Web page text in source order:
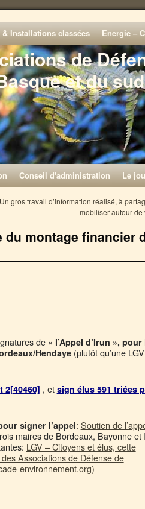
de
et du
& Installations classées Energie –
Conseil d'administration Le
gros travail d’information réalisé, à
mobiliser autour de
du montage financier
de « l’Appel d’Irun », pour
Hendaye (plutôt qu’une
2[40460] , et sign élus 591 triées
signer l’appel: Soutien de
maires de Bordeaux, Bayonne et
LGV – Citoyens et élus, cette
Associations de Défense de
environnement.org)